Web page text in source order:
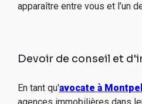
apparaître entre vous et l’un
Devoir de conseil et
En tant qu'avocate à